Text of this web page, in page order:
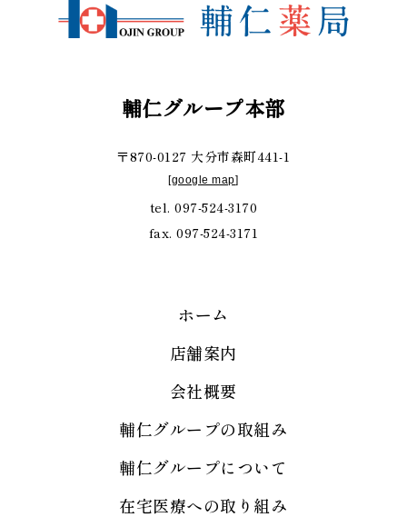
輔仁グループ本部
〒870-0127 大分市森町441-1
[google map]
tel. 097-524-3170
fax. 097-524-3171
ホーム
店舗案内
会社概要
輔仁グループの取組み
輔仁グループについて
在宅医療への取り組み